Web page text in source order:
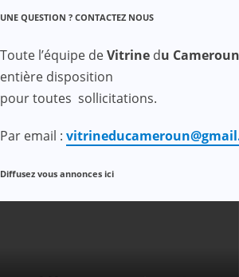
UNE QUESTION ? CONTACTEZ NOUS
Toute l’équipe deVitrine du Cameroun
entière disposition
pour toutes sollicitations.
Par email :
Diffusez vous annonces ici